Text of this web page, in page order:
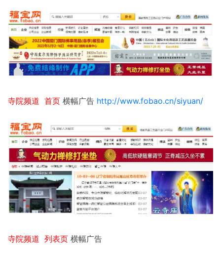
寺院频道 首页 横幅广告 http://www.fobao.cn/siyuan/
寺院频道 列表页 横幅广告